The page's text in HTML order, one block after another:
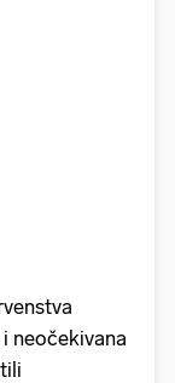
neočekivana